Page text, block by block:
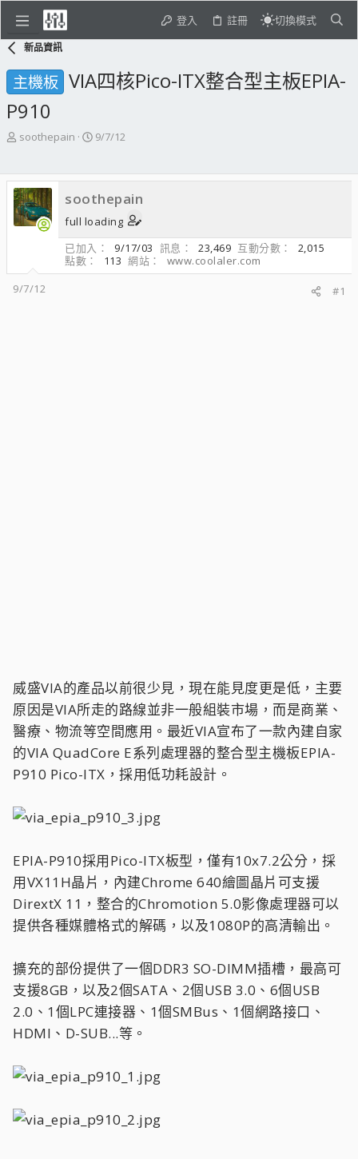
登入 註冊 切換模式
新品資訊
主機板 VIA四核Pico-ITX整合型主板EPIA-
P910
主
起
人
soothepain
開
期
9/7/12
soothepain
full loading
已加入
9/17/03 訊息 23,469 互動分數
2,015
點數
113 網站
www.coolaler.com
9/7/12
#1
威盛VIA的產品以前很少見，現在能見度更是低，主要
原因是VIA所走的路線並非一般組裝市場，而是商業、
醫療、物流等空間應用。最近VIA宣布了一款內建自家
的VIA QuadCore E系列處理器的整合型主機板EPIA-
P910 Pico-ITX，採用低功耗設計。
EPIA-P910採用Pico-ITX板型，僅有10x7.2公分，採
用VX11H晶片，內建Chrome 640繪圖晶片可支援
DirextX 11，整合的Chromotion 5.0影像處理器可以
提供各種媒體格式的解碼，以及1080P的高清輸出。
擴充的部份提供了一個DDR3 SO-DIMM插槽，最高可
支援8GB，以及2個SATA、2個USB 3.0、6個USB
2.0、1個LPC連接器、1個SMBus、1個網路接口、
HDMI、D-SUB...等。